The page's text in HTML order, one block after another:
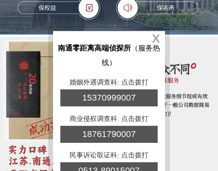
X
南通零距离高端侦探所 （服务热
线）
婚姻外遇调查科: 点击拨打
15370999007
商业侵权调查科: 点击拨打
18761790007
民事诉讼取证科: 点击拨打